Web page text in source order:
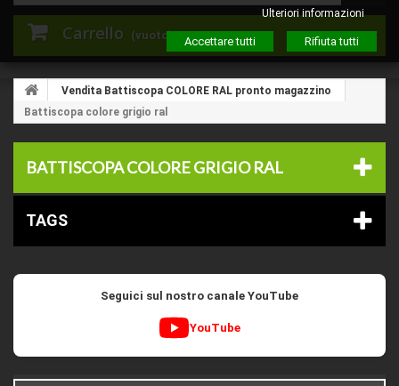
Carrello (vuoto)
Vendita Battiscopa COLORE RAL pronto magazzino
Battiscopa colore grigio ral
BATTISCOPA COLORE GRIGIO RAL
TAGS
Seguici sul nostro canale YouTube
YouTube
Ulteriori informazioni
Accettare tutti Rifiuta tutti